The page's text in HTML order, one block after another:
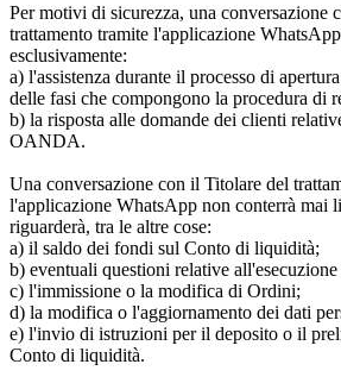
Per motivi di sicurezza, una conversazione
trattamento tramite l'applicazione
esclusivamente:
a) l'assistenza durante il processo di
delle fasi che compongono la procedura di
b) la risposta alle domande dei clienti
OANDA.
Una conversazione con il Titolare del
l'applicazione WhatsApp non conterrà mai
riguarderà, tra le altre cose:
a) il saldo dei fondi sul Conto di liquidità;
b) eventuali questioni relative
c) l'immissione o la modifica di Ordini;
d) la modifica o l'aggiornamento dei dati
e) l'invio di istruzioni per il deposito o il
Conto di liquidità.